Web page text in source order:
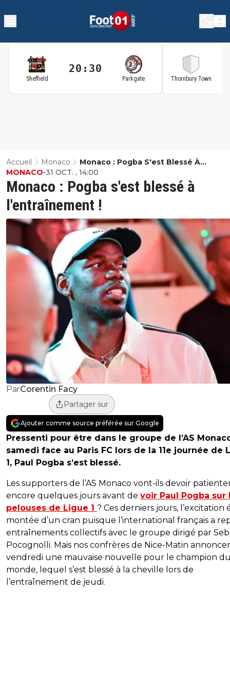
Sheffield
20:30
Parkgate Thornbury Town
Accueil Monaco
Monaco : Pogba S'est Blessé À
L'entraînement !
Monaco : Pogba s'est blessé à
l'entraînement !
MONACO•31 OCT. , 14:00
ParCorentin Facy
Partager sur
Ajouter comme source préférée sur Google
Pressenti pour être dans le groupe de l’AS
samedi face au Paris FC lors de la 11e journée de
1, Paul Pogba s’est blessé.
Les supporters de l’AS Monaco vont-ils devoir
encore quelques jours avant de voir Paul Pogba sur
pelouses de Ligue 1 ? Ces derniers jours, l’excitation
montée d’un cran puisque l’international français a
entraînements collectifs avec le groupe dirigé par
Pocognolli. Mais nos confrères de Nice-Matin
vendredi une mauvaise nouvelle pour le champion
monde, lequel s’est blessé à la cheville lors de
l’entraînement de jeudi.